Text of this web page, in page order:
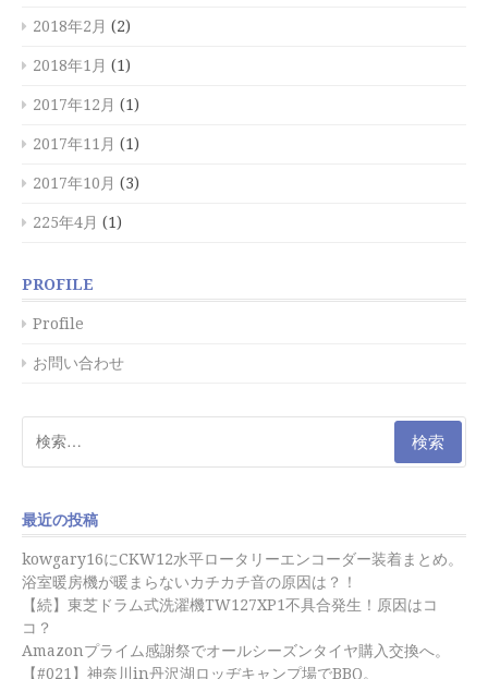
2018年2月 (2)
2018年1月 (1)
2017年12月 (1)
2017年11月 (1)
2017年10月 (3)
225年4月 (1)
PROFILE
Profile
お問い合わせ
索:
最近の投稿
kowgary16にCKW12水平ロータリーエンコーダー装着まとめ。
浴室暖房機が暖まらないカチカチ音の原因は？！
【続】東芝ドラム式洗濯機TW127XP1不具合発生！原因はコ
コ？
Amazonプライム感謝祭でオールシーズンタイヤ購入交換へ。
【#021】神奈川in丹沢湖ロッヂキャンプ場でBBQ。